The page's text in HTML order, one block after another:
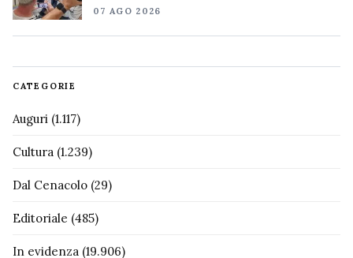
07 AGO 2026
CATEGORIE
Auguri (1.117)
Cultura (1.239)
Dal Cenacolo (29)
Editoriale (485)
In evidenza (19.906)